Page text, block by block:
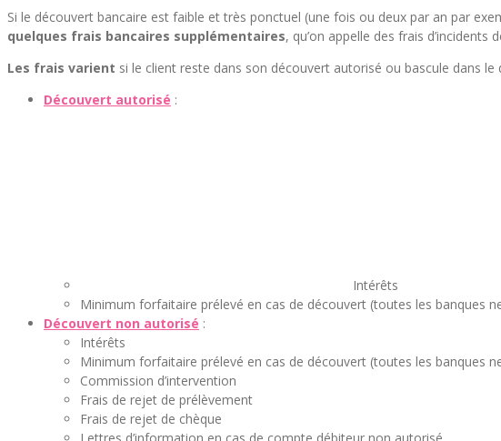
Si le découvert bancaire est faible et très ponctuel (une fois ou deux par an par
quelques frais bancaires supplémentaires, qu’on appelle des frais d’incidents
Les frais varient si le client reste dans son découvert autorisé ou bascule dans
Découvert autorisé :
Intérêts
Minimum forfaitaire prélevé en cas de découvert (toutes les banques
Découvert non autorisé :
Intérêts
Minimum forfaitaire prélevé en cas de découvert (toutes les banques
Commission d’intervention
Frais de rejet de prélèvement
Frais de rejet de chèque
Lettres d’information en cas de compte débiteur non autorisé